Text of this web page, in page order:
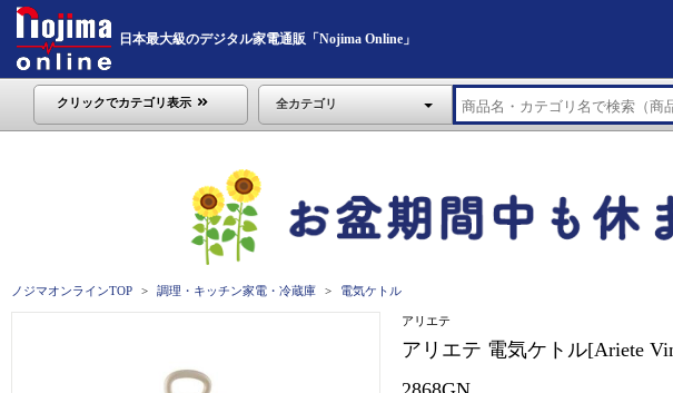
日本最大級のデジタル家電通販「Nojima Online」
クリックでカテゴリ表示 全カテゴリ
ノジマオンラインTOP 調理・キッチン家電・冷蔵庫 電気ケトル
アリエテ
アリエテ 電気ケトル[Ariete